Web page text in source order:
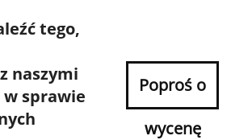
tego,
naszymi
sprawie
Poproś o
wycenę